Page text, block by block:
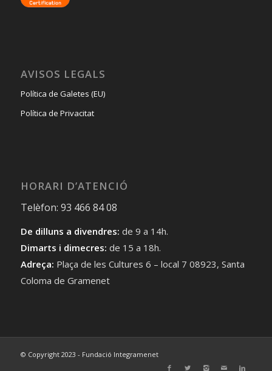
AVISOS LEGALS
Política de Galetes (EU)
Política de Privacitat
HORARI D’ATENCIÓ
Telèfon: 93 466 84 08
De dilluns a divendres: de 9 a 14h.
Dimarts i dimecres: de 15 a 18h.
Adreça: Plaça de les Cultures 6 – local 7 08923, Santa
Coloma de Gramenet
© Copyright 2023 - Fundació Integramenet